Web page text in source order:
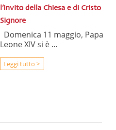
l’invito della Chiesa e di Cristo
Signore
Domenica 11 maggio, Papa
Leone XIV si è ...
Leggi tutto >